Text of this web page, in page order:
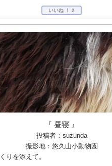
いいね ！ 2
『 昼寝 』
投稿者：suzunda
撮影地：悠久山小動物園
りを添えて。